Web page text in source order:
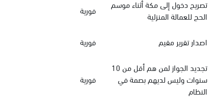
تصريح دخول إلى مكة أثناء موسم
الحج للعمالة المنزلية
فورية
اصدار تقرير مقيم
فورية
تجديد الجواز لمن هم أقل من 10
سنوات وليس لديهم بصمة في
النظام
فورية